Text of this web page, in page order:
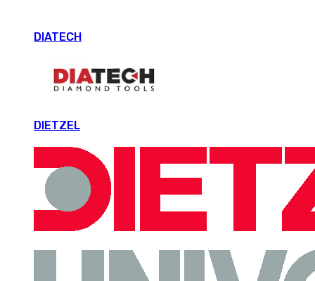
DIATECH
DIETZEL